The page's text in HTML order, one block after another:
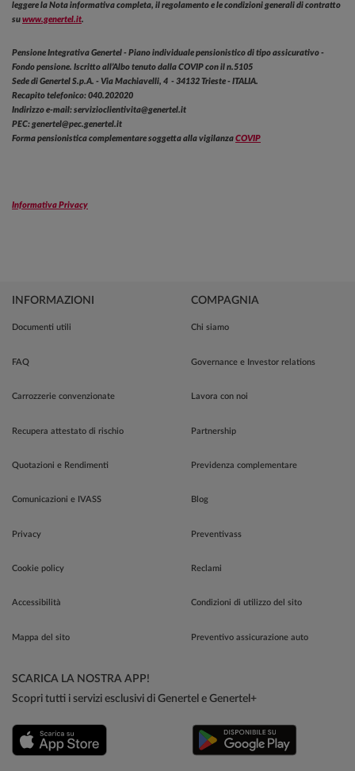
leggere la Nota informativa completa, il regolamento e le condizioni generali di contratto
suwww.genertel.it.
Pensione Integrativa Genertel - Piano individuale pensionistico di tipo assicurativo -
Fondo pensione. Iscritto all’Albo tenuto dalla COVIP con il n.5105
Sede di Genertel S.p.A. - Via Machiavelli, 4 - 34132 Trieste - ITALIA.
Recapito telefonico: 040.202020
Indirizzo e-mail: servizioclientivita@genertel.it
PEC: genertel@pec.genertel.it
Forma pensionistica complementare soggetta alla vigilanzaCOVIP
Informativa Privacy
INFORMAZIONI
Documenti utili
FAQ
Carrozzerie convenzionate
Recupera attestato di rischio
Quotazioni e Rendimenti
Comunicazioni e IVASS
Privacy
Cookie policy
Accessibilità
Mappa del sito
COMPAGNIA
Chi siamo
Governance e Investor relations
Lavora con noi
Partnership
Previdenza complementare
Blog
Preventivass
Reclami
Condizioni di utilizzo del sito
Preventivo assicurazione auto
SCARICA LA NOSTRA APP!
Scopri tutti i servizi esclusivi di Genertel e Genertel+